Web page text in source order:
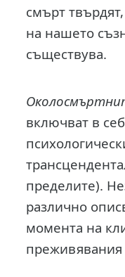
смърт
на нашето
съществува.
включват в
пределите).
различно
момента на
преживявания